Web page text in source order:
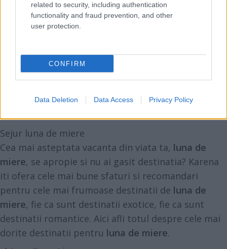
related to security, including authentication
functionality and fraud prevention, and other
user protection.
CONFIRM
Data Deletion Data Access Privacy Policy
17.02.2013
Sejur luna de miere
Cea mai asteptata vacanta din viata ta, luna de
miere, se apropie si nu ai gasit destinatia? Karena
iti ofera cele mai bune sfaturi si recomandari
pentru cele mai frumoase destinatii de luna de
miere, fie ca sunt destinatii exotice, fie ca sunt
destinatii romantice. Aici afli totul despre cele mai
dorite destinatii pentru luna de miere.